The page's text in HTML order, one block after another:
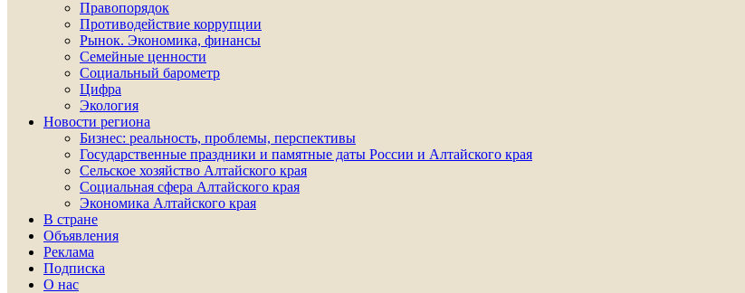
Правопорядок
Противодействие коррупции
Рынок. Экономика, финансы
Семейные ценности
Социальный барометр
Цифра
Экология
Новости региона
Бизнес: реальность, проблемы, перспективы
Государственные праздники и памятные даты России и Алтайского края
Сельское хозяйство Алтайского края
Социальная сфера Алтайского края
Экономика Алтайского края
В стране
Объявления
Реклама
Подписка
О нас